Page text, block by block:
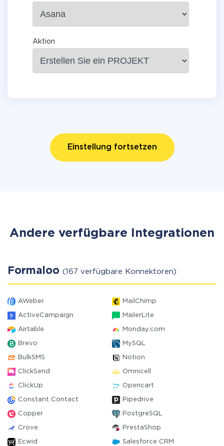
Aktion
Einstellung fortsetzen
Andere verfügbare Integrationen
Formaloo (167 verfügbare Konnektoren)
AWeber MailChimp
ActiveCampaign MailerLite
Airtable Monday.com
Brevo MySQL
BulkSMS Notion
ClickSend Omnicell
ClickUp Opencart
Constant Contact Pipedrive
Copper PostgreSQL
Crove PrestaShop
Ecwid Salesforce CRM